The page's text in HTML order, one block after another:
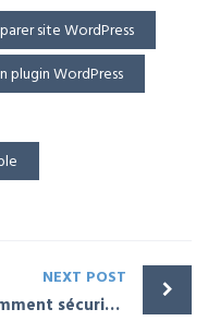
site WordPress
plugin WordPress
NEXT POST
Comment sécuriser un site WordPress déjà piraté